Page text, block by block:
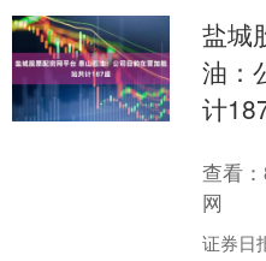
盐城
油：
计
查看：
网
证券日